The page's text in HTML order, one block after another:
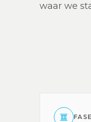
waar we
FASE